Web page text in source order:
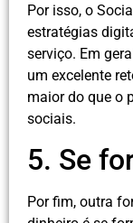
Por isso, o
estratégias
serviço. Em
um excelente
maior do que o
sociais.
5. Se
Por fim, outra